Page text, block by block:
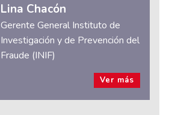
Lina Chacón
Gerente General Instituto de
Investigación y de Prevención del
Fraude (INIF)
Ver más